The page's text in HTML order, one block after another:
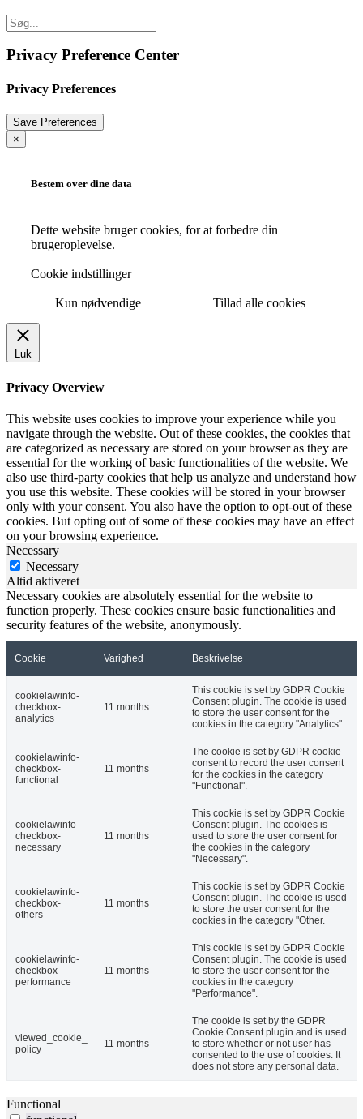
Privacy Preference Center
Privacy Preferences
×
Bestem over dine data
Dette website bruger cookies, for at forbedre din
brugeroplevelse.
Cookie indstillinger
Kun nødvendige Tillad alle cookies
Luk
Privacy Overview
This website uses cookies to improve your experience while you
navigate through the website. Out of these cookies, the cookies that
are categorized as necessary are stored on your browser as they are
essential for the working of basic functionalities of the website. We
also use third-party cookies that help us analyze and understand how
you use this website. These cookies will be stored in your browser
only with your consent. You also have the option to opt-out of these
cookies. But opting out of some of these cookies may have an effect
on your browsing experience.
Necessary
Necessary
Altid aktiveret
Necessary cookies are absolutely essential for the website to
function properly. These cookies ensure basic functionalities and
security features of the website, anonymously.
Cookie Varighed Beskrivelse
cookielawinfo-
checkbox-
analytics
11 months
This cookie is set by GDPR Cookie
Consent plugin. The cookie is used
to store the user consent for the
cookies in the category "Analytics".
cookielawinfo-
checkbox-
functional
11 months
The cookie is set by GDPR cookie
consent to record the user consent
for the cookies in the category
"Functional".
cookielawinfo-
checkbox-
necessary
11 months
This cookie is set by GDPR Cookie
Consent plugin. The cookies is
used to store the user consent for
the cookies in the category
"Necessary".
cookielawinfo-
checkbox-
others
11 months
This cookie is set by GDPR Cookie
Consent plugin. The cookie is used
to store the user consent for the
cookies in the category "Other.
cookielawinfo-
checkbox-
performance
11 months
This cookie is set by GDPR Cookie
Consent plugin. The cookie is used
to store the user consent for the
cookies in the category
"Performance".
viewed_cookie_
policy
11 months
The cookie is set by the GDPR
Cookie Consent plugin and is used
to store whether or not user has
consented to the use of cookies. It
does not store any personal data.
Functional